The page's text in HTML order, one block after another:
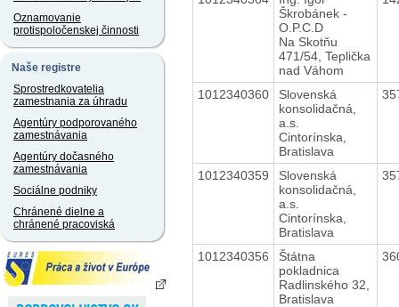
Oznamovanie
protispoločenskej činnosti
Naše registre
Sprostredkovatelia
zamestnania za úhradu
Agentúry podporovaného
zamestnávania
Agentúry dočasného
zamestnávania
Sociálne podniky
Chránené dielne a
chránené pracoviská
Škrobánek -
O.P.C.D
Na Skotňu
471/54, Teplička
nad Váhom
1012340360
Slovenská
konsolidačná,
a.s.
Cintorínska,
Bratislava
1012340359
Slovenská
konsolidačná,
a.s.
Cintorínska,
Bratislava
1012340356
Štátna
pokladnica
Radlinského 32,
Bratislava